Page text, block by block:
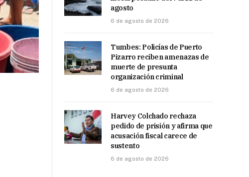
agosto
6 de agosto de 2026
Tumbes: Policías de Puerto
Pizarro reciben amenazas de
muerte de presunta
organización criminal
6 de agosto de 2026
Harvey Colchado rechaza
pedido de prisión y afirma que
acusación fiscal carece de
sustento
6 de agosto de 2026